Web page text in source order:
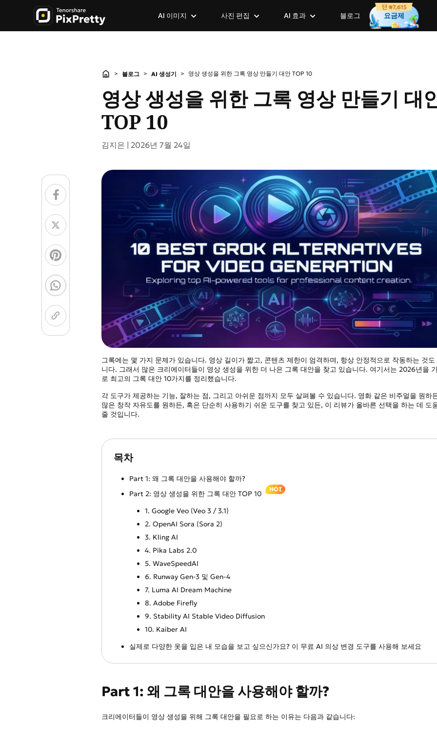
AI 이미지
이미지 → 이미지
텍스트 → 이미지
AI 가상 피팅
AI 이미지 설명기
AI 액션 피규어 생성기
온라인 포토부스
새로운 기능
포즈 제어, 다양한 모델 리소스, 완
설정 기능을 갖춘 새로운 AI 가상
나보세요!
이미지 모델
GPT Image 2
NEW
Nano Banana 2
HOT
Nano Banana Pro Qwen-Image-2.0
사진 편집
AI 배경 제거
사진 배경 변경
배경 일괄 제거
사진 일괄 크기 조정
원하세요.
새로운 기능
Gemini AI 프롬프트
사진을 만들어보세요.
AI 효과
사진 → 애니메이션
지브리 스타일 AI
이미지 → 스케치
컬러링 페이지 생성기
치비 캐릭터 생성
스텐실 생성기
베이비 필터
이미지 → 수채화
AI 스티커 생성기
새로운 기능
50가지 이상의 인기
에이티브 경험을 만나
블로그 요금제
> 블로그 > AI 생성기 > 영상 생성을 위한 그록 영상 만들기 대안 TOP 10
영상 생성을 위한 그록 영상 만들기 대
TOP 10
김지은 | 2026년 7월 24일
그록에는 몇 가지 문제가 있습니다. 영상 길이가 짧고, 콘텐츠 제한이 엄격하며, 항상 안정적으로 작동하는 것도
니다. 그래서 많은 크리에이터들이 영상 생성을 위한 더 나은 그록 대안을 찾고 있습니다. 여기서는 2026년을
로 최고의 그록 대안 10가지를 정리했습니다.
각 도구가 제공하는 기능, 잘하는 점, 그리고 아쉬운 점까지 모두 살펴볼 수 있습니다. 영화 같은 비주얼을 원하
많은 창작 자유도를 원하든, 혹은 단순히 사용하기 쉬운 도구를 찾고 있든, 이 리뷰가 올바른 선택을 하는 데 도
줄 것입니다.
목차
Part 1: 왜 그록 대안을 사용해야 할까?
Part 2: 영상 생성을 위한 그록 대안 TOP 10
HOT
1. Google Veo (Veo 3 / 3.1)
2. OpenAI Sora (Sora 2)
3. Kling AI
4. Pika Labs 2.0
5. WaveSpeedAI
6. Runway Gen-3 및 Gen-4
7. Luma AI Dream Machine
8. Adobe Firefly
9. Stability AI Stable Video Diffusion
10. Kaiber AI
실제로 다양한 옷을 입은 내 모습을 보고 싶으신가요? 이 무료 AI 의상 변경 도구를 사용해 보세요
Part 1: 왜 그록 대안을 사용해야 할까?
크리에이터들이 영상 생성을 위해 그록 대안을 필요로 하는 이유는 다음과 같습니다: